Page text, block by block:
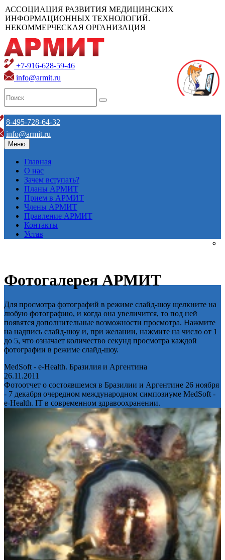
АССОЦИАЦИЯ РАЗВИТИЯ МЕДИЦИНСКИХ
ИНФОРМАЦИОННЫХ ТЕХНОЛОГИЙ.
НЕКОММЕРЧЕСКАЯ ОРГАНИЗАЦИЯ
+7-916-628-59-46
info@armit.ru
8-495-728-64-32
info@armit.ru
Меню
Главная
О нас
Зачем вступать?
Планы АРМИТ
Прием в АРМИТ
Члены АРМИТ
Правление АРМИТ
Контакты
Устав
Фотогалерея АРМИТ
Для просмотра фотографий в режиме слайд-шоу щелкните на
любую фотографию, и когда она увеличится, то под ней
появятся дополнительные возможности просмотра. Нажмите
на надпись слайд-шоу и, при желании, нажмите на число от 1
до 5, что означает количество секунд просмотра каждой
фотографии в режиме слайд-шоу.
MedSoft - e-Health. Бразилия и Аргентина
26.11.2011
Фотоотчет о состоявшемся в Бразилии и Аргентине 26 ноября
- 7 декабря очередном международном симпозиуме MedSoft -
e-Health. IT в современном здравоохранении.